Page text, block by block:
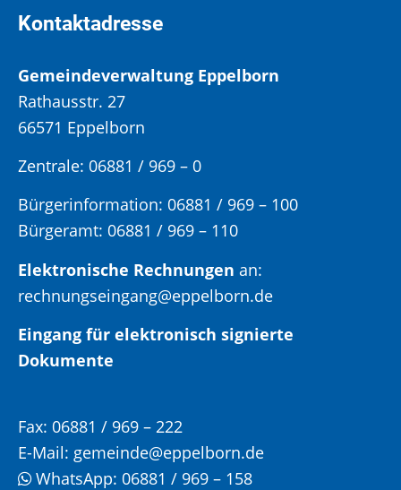
Kontaktadresse
Gemeindeverwaltung Eppelborn
Rathausstr. 27
66571 Eppelborn
Zentrale: 06881 / 969 – 0
Bürgerinformation: 06881 / 969 – 100
Bürgeramt: 06881 / 969 – 110
Elektronische Rechnungen an:
rechnungseingang@eppelborn.de
Eingang für elektronisch signierte
Dokumente
Fax: 06881 / 969 – 222
E-Mail: gemeinde@eppelborn.de
WhatsApp: 06881 / 969 – 158